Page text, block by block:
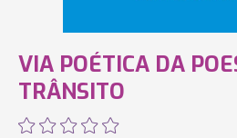
VIA POÉTICA DA
TRÂNSITO